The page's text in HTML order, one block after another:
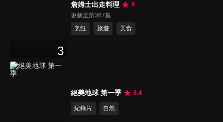
3
詹姆士出走料理
9
更新至第367集
烹飪
旅遊 美食
絕美地球 第一季 8.4
紀錄片 自然